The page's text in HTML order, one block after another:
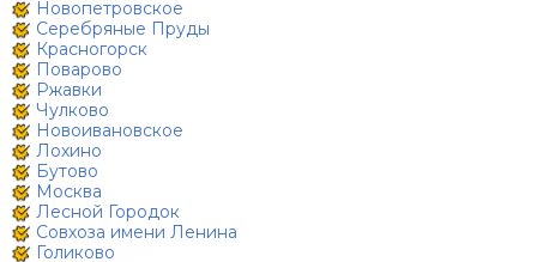
Новопетровское
Серебряные Пруды
Красногорск
Поварово
Ржавки
Чулково
Новоивановское
Лохино
Бутово
Москва
Лесной Городок
Совхоза имени Ленина
Голиково